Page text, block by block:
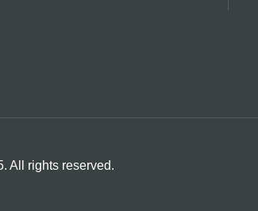
All rights reserved.